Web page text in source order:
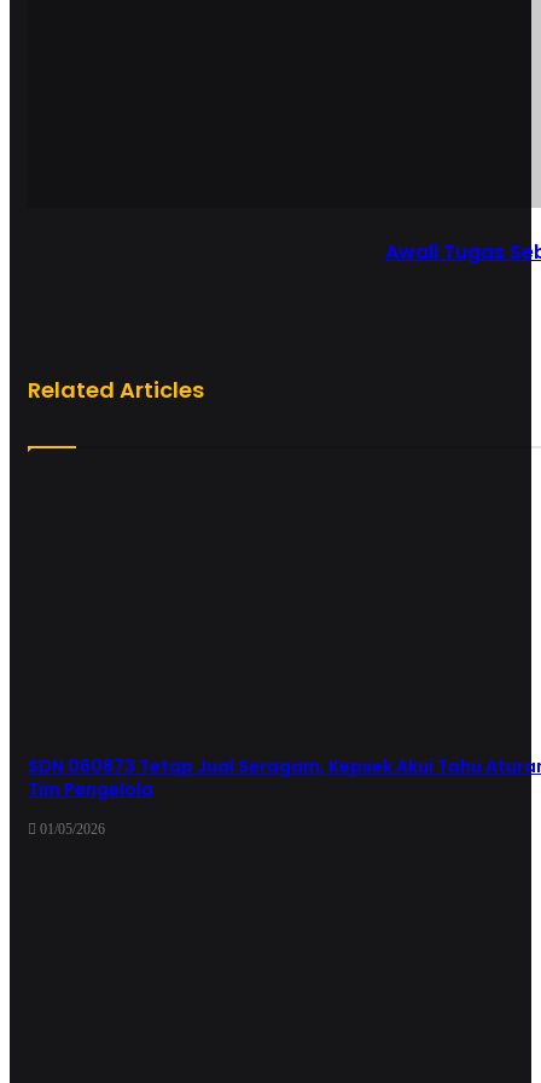
Awali Tugas
Related Articles
SDN 060873 Tetap Jual Seragam, Kepsek Akui Tahu
Tim Pengelola
01/05/2026